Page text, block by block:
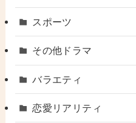
スポーツ
その他ドラマ
バラエティ
恋愛リアリティ